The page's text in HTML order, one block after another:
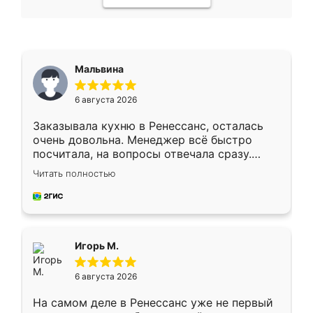
Мальвина
6 августа 2026
Заказывала кухню в Ренессанс, осталась
очень довольна. Менеджер всё быстро
посчитала, на вопросы отвечала сразу.
Замерщик приехал в субботу, подошёл к
делу со всей ответственностью. Собрали
за день, ребята работали аккуратно, даже
Читать полностью
Игорь М.
6 августа 2026
На самом деле в Ренессанс уже не первый